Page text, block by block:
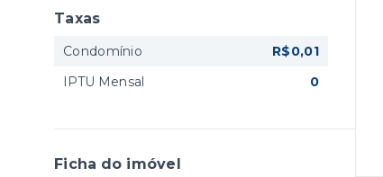
Taxas
Condomínio
R$0,01
IPTU Mensal
0
Ficha do imóvel